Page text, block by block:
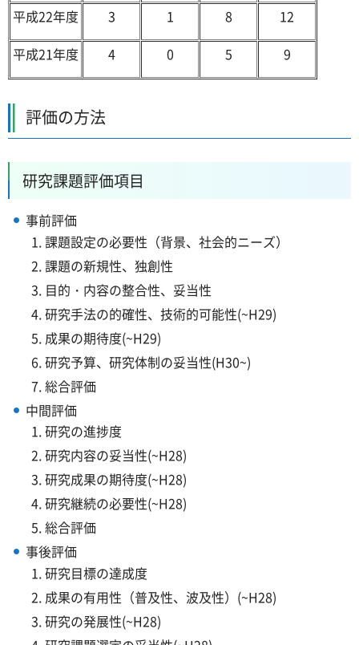
平成22年度
3 1 8
12
平成21年度
4 0 5 9
評価の方法
研究課題評価項目
事前評価
課題設定の必要性（背景、社会的ニーズ）
課題の新規性、独創性
目的・内容の整合性、妥当性
研究手法の的確性、技術的可能性(~H29)
成果の期待度(~H29)
研究予算、研究体制の妥当性(H30~)
総合評価
中間評価
研究の進捗度
研究内容の妥当性(~H28)
研究成果の期待度(~H28)
研究継続の必要性(~H28)
総合評価
事後評価
研究目標の達成度
成果の有用性（普及性、波及性）(~H28)
研究の発展性(~H28)